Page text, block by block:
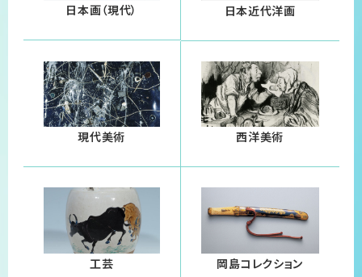
日本画（現代） 日本近代洋画
現代美術 西洋美術
工芸 岡島コレクション